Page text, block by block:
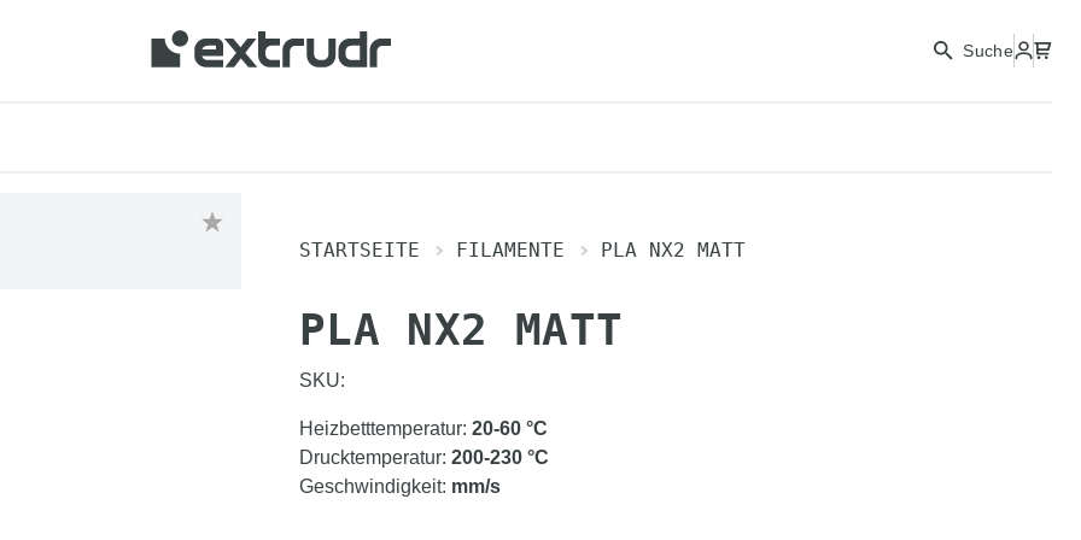
Suche
STARTSEITE FILAMENTE PLA NX2 MATT
PLA NX2 MATT
SKU:
Heizbetttemperatur: 20-60 °C
Drucktemperatur: 200-230 °C
Geschwindigkeit: mm/s